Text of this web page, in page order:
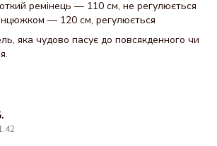
ремінець — 110 см, не регулюється
— 120 см, регулюється
яка чудово пасує до повсякденного чи